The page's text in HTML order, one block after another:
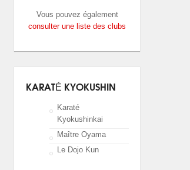
Vous pouvez également
consulter une liste des clubs
KARATÉ KYOKUSHIN
Karaté
Kyokushinkai
Maître Oyama
Le Dojo Kun